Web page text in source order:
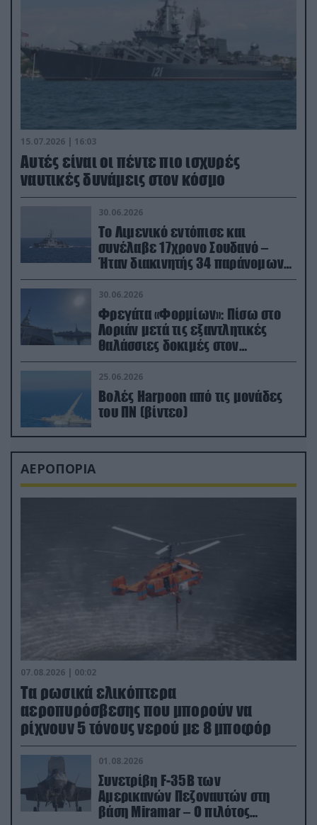
15.07.2026 | 16:03
Aυτές είναι οι πέντε πιο ισχυρές
ναυτικές δυνάμεις στον κόσμο
30.06.2026
Το Λιμενικό εντόπισε και
συνέλαβε 17χρονο Σουδανό –
Ήταν διακινητής 34 παράνομων
μεταναστών
30.06.2026
Φρεγάτα «Φορμίων»: Πίσω στο
Λοριάν μετά τις εξαντλητικές
θαλάσσιες δοκιμές στον
απαιτητικό Βισκαϊκό
25.06.2026
Βολές Harpoon από τις μονάδες
του ΠΝ (βίντεο)
ΑΕΡΟΠΟΡΙΑ
07.08.2026 | 00:02
Τα ρωσικά ελικόπτερα
αεροπυρόσβεσης που μπορούν να
ρίχνουν 5 τόνους νερού με 8 μποφόρ
01.08.2026
Συνετρίβη F-35B των
Αμερικανών Πεζοναυτών στη
βάση Miramar – Ο πιλότος